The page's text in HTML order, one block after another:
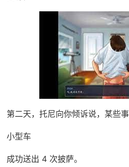
第二天，托尼向你倾诉说，某些
小型车
成功送出 4 次披萨。